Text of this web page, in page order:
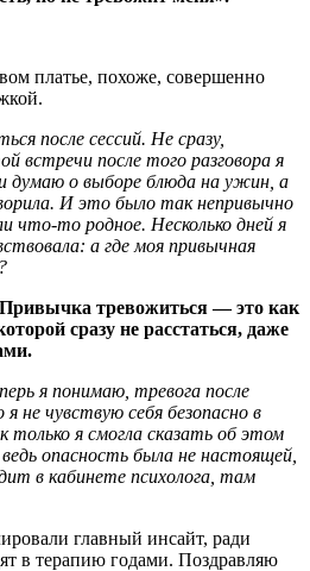
платье, похоже, совершенно
после сессий. Не сразу,
встречи после того разговора я
думаю о выборе блюда на ужин, а
И это было так непривычно
что-то родное. Несколько дней я
а где моя привычная
Привычка тревожиться — это как
сразу не расстаться, даже
я понимаю, тревога после
не чувствую себя безопасно в
только я смогла сказать об этом
ведь опасность была не настоящей,
в кабинете психолога, там
главный инсайт, ради
в терапию годами. Поздравляю